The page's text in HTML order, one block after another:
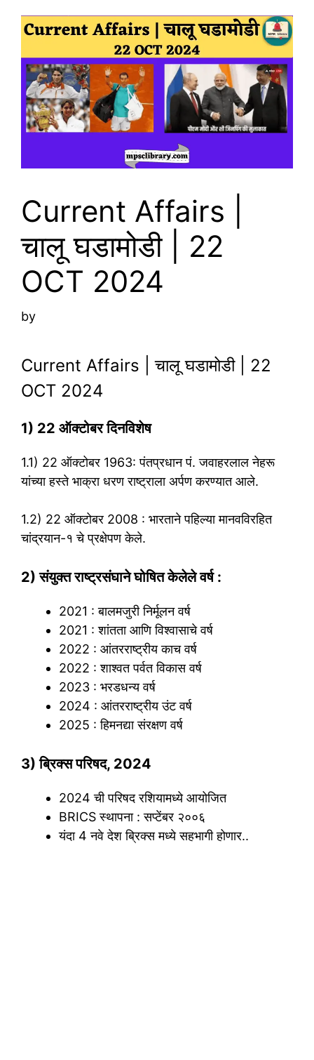
Current Affairs |
चालू घडामोडी | 22
OCT 2024
by
Current Affairs | चालू घडामोडी | 22
OCT 2024
1) 22 ऑक्टोबर दिनविशेष
1.1) 22 ऑक्टोबर 1963: पंतप्रधान पं. जवाहरलाल नेहरू
यांच्या हस्ते भाक्रा धरण राष्ट्राला अर्पण करण्यात आले.
1.2) 22 ऑक्टोबर 2008 : भारताने पहिल्या मानवविरहित
चांद्रयान-१ चे प्रक्षेपण केले.
2) संयुक्त राष्ट्रसंघाने घोषित केलेले वर्ष :
2021 : बालमजुरी निर्मूलन वर्ष
2021 : शांतता आणि विश्वासाचे वर्ष
2022 : आंतरराष्ट्रीय काच वर्ष
2022 : शाश्वत पर्वत विकास वर्ष
2023 : भरडधन्य वर्ष
2024 : आंतरराष्ट्रीय उंट वर्ष
2025 : हिमनद्या संरक्षण वर्ष
3) ब्रिक्स परिषद, 2024
2024 ची परिषद रशियामध्ये आयोजित
BRICS स्थापना : सप्टेंबर २००६
यंदा 4 नवे देश ब्रिक्स मध्ये सहभागी होणार..